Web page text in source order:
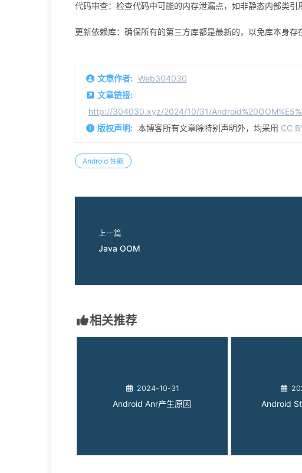
代码审查：检查代码中可能的内存泄漏点，如非静态内部类引
更新依赖库：确保所有的第三方库都是最新的，以免库本身存
文章作者: Web304030
文章链接:
http://304030.xyz/2024/10/31/
版权声明: 本博客所有文章除特别声明外，均采用 CC
Android 性能
上一篇
Java OOM
相关推荐
2024-10-31
Android Anr产生原因 Android